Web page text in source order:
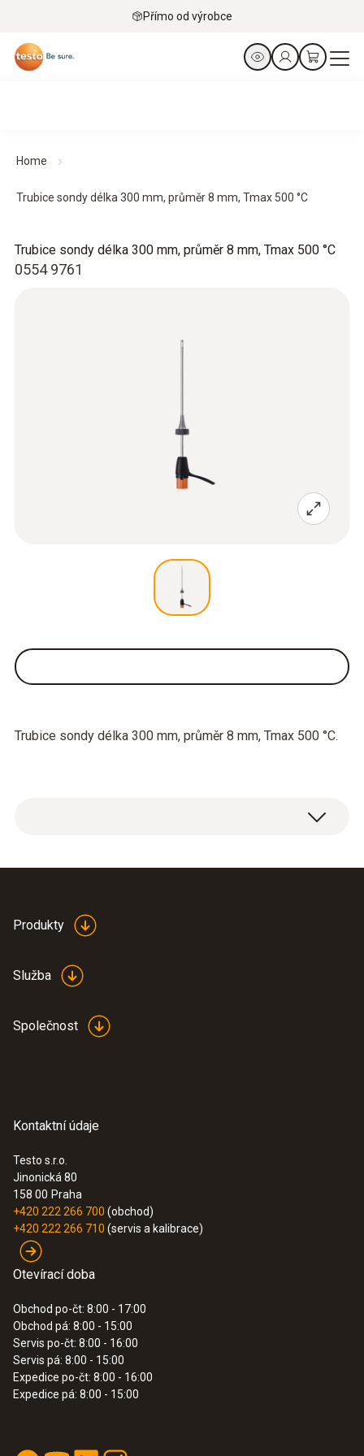
Přímo od výrobce
Home
Trubice sondy délka 300 mm, průměr 8 mm, Tmax 500 °C
0554 9761
Trubice sondy délka 300 mm, průměr 8 mm, Tmax 500 °C
Trubice sondy délka 300 mm, průměr 8 mm, Tmax 500 °C.
:0564 3004 82
Inovativní testo 300 Longlife sada 2 -
Analyzátor spalin (O
2
, CO s kompenzací
až do 30,000 ppm, NO – možnost)
72,950.90 Kč
Produkty
Služba
Společnost
Kontaktní údaje
Testo s.r.o.
Jinonická 80
158 00 Praha
+420 222 266 700 (obchod)
+420 222 266 710 (servis a kalibrace)
Otevírací doba
Obchod po-čt: 8:00 - 17:00
Obchod pá: 8:00 - 15:00
Servis po-čt: 8:00 - 16:00
Servis pá: 8:00 - 15:00
Expedice po-čt: 8:00 - 16:00
Expedice pá: 8:00 - 15:00